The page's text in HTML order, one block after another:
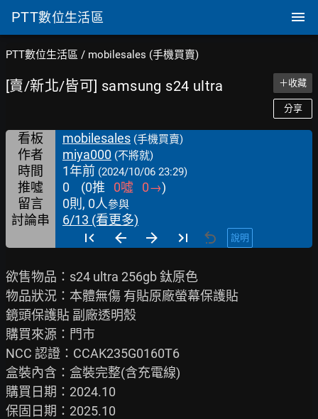
PTT數位生活區
PTT數位生活區 / mobilesales (手機買賣)
[賣/新北/皆可] samsung s24 ultra ＋收藏
分享
看板 mobilesales (手機買賣)
作者 miya000 (不將就)
時間 1年前 (2024/10/06 23:29)
推噓 0 (0推 0噓 0→)
留言
0則, 0人參與
討論串 6/13 (看更多)
說明
欲售物品：s24 ultra 256gb 鈦原色
物品狀況：本體無傷 有貼原廠螢幕保護貼
鏡頭保護貼 副廠透明殼
購買來源：門市
NCC 認證：CCAK235G0160T6
盒裝內含：盒裝完整(含充電線)
購買日期：2024.10
保固日期：2025.10